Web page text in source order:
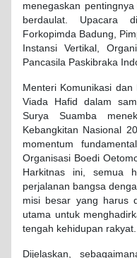
menegaskan
berdaulat. Upacara
Forkopimda Badung,
Instansi Vertikal,
Pancasila Paskibraka
Menteri Komunikasi
Viada Hafid dalam
Surya Suamba
Kebangkitan Nasional
momentum
Organisasi Boedi
Harkitnas ini, semua
perjalanan bangsa
misi besar yang harus
utama untuk
tengah kehidupan rakyat.
Dijelaskan,